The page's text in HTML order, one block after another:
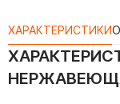
ХАРАКТЕРИСТИКИ